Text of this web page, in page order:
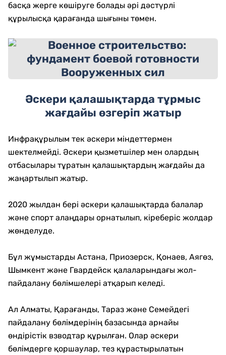
басқа жерге көшіруге болады әрі дәстүрлі
құрылысқа қарағанда шығыны төмен.
Әскери қалашықтарда тұрмыс
жағдайы өзгеріп жатыр
Инфрақұрылым тек әскери міндеттермен
шектелмейді. Әскери қызметшілер мен олардың
отбасылары тұратын қалашықтардың жағдайы да
жаңартылып жатыр.
2020 жылдан бері әскери қалашықтарда балалар
және спорт алаңдары орнатылып, кіреберіс жолдар
жөнделуде.
Бұл жұмыстарды Астана, Приозерск, Қонаев, Аягөз,
Шымкент және Гвардейск қалаларындағы жол-
пайдалану бөлімшелері атқарып келеді.
Ал Алматы, Қарағанды, Тараз және Семейдегі
пайдалану бөлімдерінің базасында арнайы
өндірістік взводтар құрылған. Олар әскери
бөлімдерге қоршаулар, тез құрастырылатын